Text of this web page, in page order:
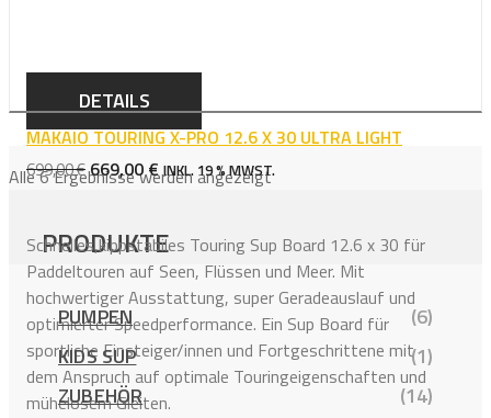
DETAILS
MAKAIO TOURING X-PRO 12.6 X 30 ULTRA LIGHT
699,00€URSPRÜNGLICHER
699,00 €
669,00€AKTUELLER
669,00 €.
INKL. 19 % MWST.
Schnelles,kippstabiles Touring Sup Board 12.6 x 30 für
Paddeltouren auf Seen, Flüssen und Meer. Mit
hochwertiger Ausstattung, super Geradeauslauf und
optimierter Speedperformance. Ein Sup Board für
sportliche Einsteiger/innen und Fortgeschrittene mit
dem Anspruch auf optimale Touringeigenschaften und
mühelosem Gleiten.
Alle 6 Ergebnisse werden angezeigt
PRODUKTE
PUMPEN
(6)
KIDS SUP
(1)
ZUBEHÖR
(14)